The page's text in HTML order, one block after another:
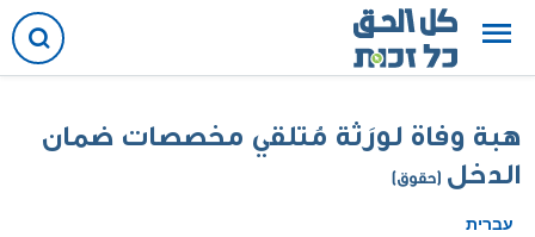
هبة وفاة لورَثة مُتلقي مخصصات ضمان
الدخل
(حقوق)
עברית